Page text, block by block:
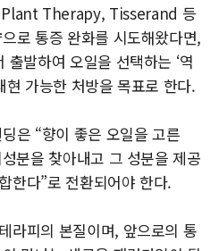
Therapy, Tisserand 등
로 통증 완화를 시도해왔다면,
출발하여 오일을 선택하는 ‘역
현 가능한 처방을 목표로 한다.
은 “향이 좋은 오일을 고른
분을 찾아내고 그 성분을 제공
한다”로 전환되어야 한다.
라피의 본질이며, 앞으로의 통